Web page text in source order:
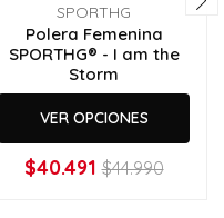
SPORTHG
Polera Femenina
SPORTHG® - I am the
Storm
VER OPCIONES
$40.491 $44.990